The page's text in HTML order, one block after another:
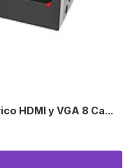
HDMI y VGA 8 Ca...